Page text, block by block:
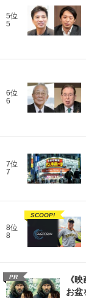
5位
5
6位
6
7位
7
8位
8
SCOOP!
PR
《
お盆